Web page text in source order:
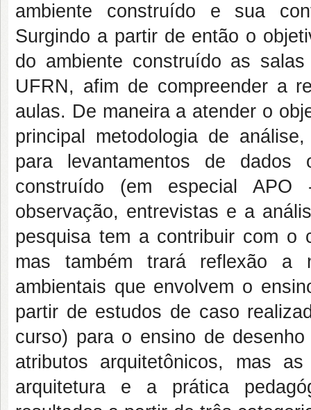
ambiente construído e sua
Surgindo a partir de então o
do ambiente construído as
UFRN, afim de compreender a
aulas. De maneira a atender o
principal metodologia de
para levantamentos de dados
construído (em especial APO
observação, entrevistas e a
pesquisa tem a contribuir com o
mas também trará reflexão a
ambientais que envolvem o
partir de estudos de caso
curso) para o ensino de
atributos arquitetônicos, mas
arquitetura e a prática